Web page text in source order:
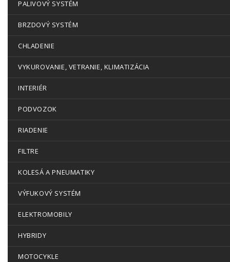
PALIVOVÝ SYSTÉM
BRZDOVÝ SYSTÉM
CHLADENIE
VYKUROVANIE, VETRANIE, KLIMATIZÁCIA
INTERIÉR
PODVOZOK
RIADENIE
FILTRE
KOLESÁ A PNEUMATIKY
VÝFUKOVÝ SYSTÉM
ELEKTROMOBILY
HYBRIDY
MOTOCYKLE